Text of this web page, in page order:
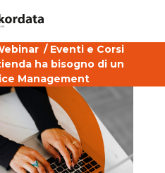
/ Eventi e Corsi
ha bisogno di un
Management